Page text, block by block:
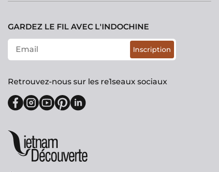
GARDEZ LE FIL AVEC L'INDOCHINE
Inscription
Retrouvez-nous sur les re1seaux sociaux